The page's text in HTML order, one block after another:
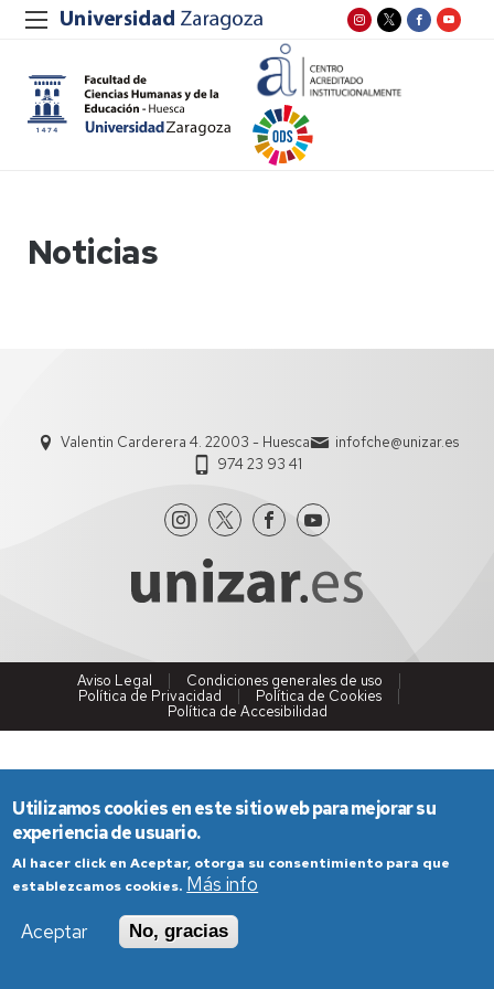
Noticias
Valentin Carderera 4. 22003 - Huesca
infofche@unizar.es
974 23 93 41
Aviso Legal
Condiciones generales de uso
Política de Privacidad
Política de Cookies
Política de Accesibilidad
Utilizamos cookies en este sitio web para mejorar su
experiencia de usuario.
Al hacer click en Aceptar, otorga su consentimiento para que
establezcamos cookies. Más info
Aceptar
No, gracias